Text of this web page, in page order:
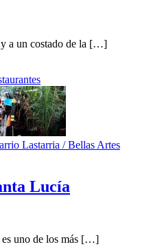
y a un costado de la […]
Lastarria / Bellas Artes
Lucí­a
es uno de los más […]